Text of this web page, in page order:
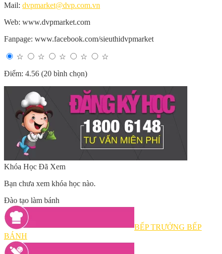
Mail: dvpmarket@dvp.com.vn
Web: www.dvpmarket.com
Fanpage: www.facebook.com/sieuthidvpmarket
☆ ☆ ☆ ☆
☆
Điểm: 4.56 (20 bình chọn)
Khóa Học Đã Xem
Bạn chưa xem khóa học nào.
Đào tạo làm bánh
BẾP TRƯỞNG BẾP
BÁNH